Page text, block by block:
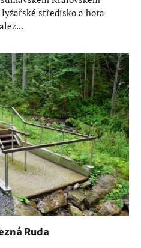
středisko a hora
Ruda